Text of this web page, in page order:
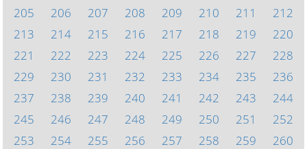
205
206 207 208 209 210 211
212
213
214 215 216 217 218 219
220
221
222 223 224 225 226 227
228
229
230 231 232 233 234 235
236
237
238 239 240 241 242 243
244
245
246 247 248 249 250 251
252
253
254 255 256 257 258 259
260